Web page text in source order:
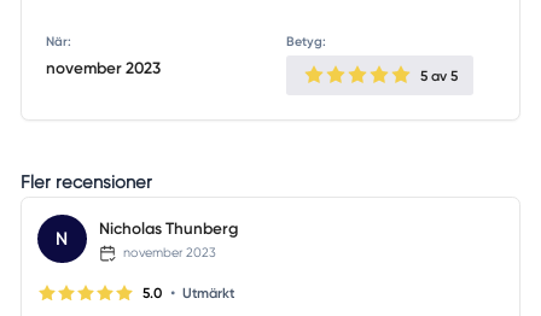
När:
november 2023
Betyg:
5 av 5
Fler recensioner
N Nicholas Thunberg
november 2023
5.0 • Utmärkt